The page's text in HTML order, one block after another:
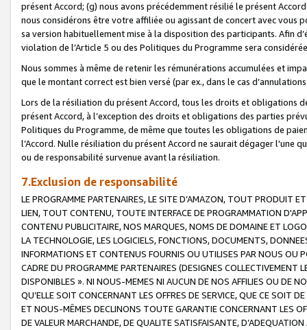
présent Accord; (g) nous avons précédemment résilié le présent
nous considérons être votre affiliée ou agissant de concert avec vous
sa version habituellement mise à la disposition des participants. Afin
violation de l’Article 5 ou des Politiques du Programme sera
Nous sommes à même de retenir les rémunérations accumulées et
que le montant correct est bien versé (par ex., dans le cas
Lors de la résiliation du présent Accord, tous les droits et obligations
présent Accord, à l’exception des droits et obligations des parties
Politiques du Programme, de même que toutes les obligations de
l’Accord. Nulle résiliation du présent Accord ne saurait dégager l'une
ou de responsabilité survenue avant la résiliation.
7.Exclusion de responsabilité
LE PROGRAMME PARTENAIRES, LE SITE D’AMAZON, TOUT PRODUIT
LIEN, TOUT CONTENU, TOUTE INTERFACE DE PROGRAMMATION
CONTENU PUBLICITAIRE, NOS MARQUES, NOMS DE DOMAINE ET
LA TECHNOLOGIE, LES LOGICIELS, FONCTIONS, DOCUMENTS,
INFORMATIONS ET CONTENUS FOURNIS OU UTILISES PAR NOUS OU
CADRE DU PROGRAMME PARTENAIRES (DESIGNES COLLECTIVEMENT
DISPONIBLES ». NI NOUS-MEMES NI AUCUN DE NOS AFFILIES OU DE
QU’ELLE SOIT CONCERNANT LES OFFRES DE SERVICE, QUE CE SOIT
ET NOUS-MÊMES DECLINONS TOUTE GARANTIE CONCERNANT LES
DE VALEUR MARCHANDE, DE QUALITE SATISFAISANTE,